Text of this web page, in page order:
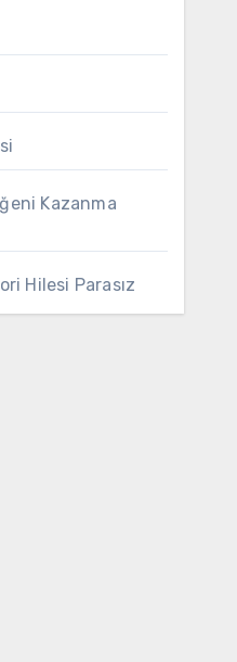
Kazanma
Hilesi Parasız